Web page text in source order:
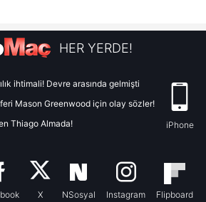
HER YERDE!
ihtimali! Devre arasında gelmişti
Mason Greenwood için olay sözler!
Thiago Almada!
iPhone
X NSosyal Instagram Flipboard